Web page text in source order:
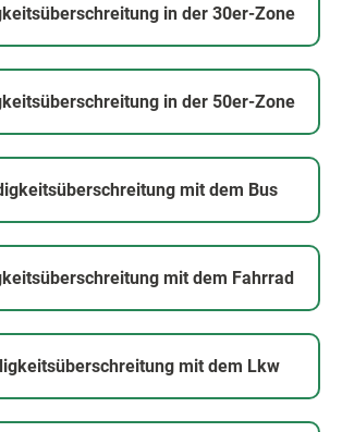
in der 30er-Zone
in der 50er-Zone
mit dem Bus
mit dem Fahrrad
mit dem Lkw